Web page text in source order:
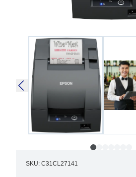
SKU: C31CL27141